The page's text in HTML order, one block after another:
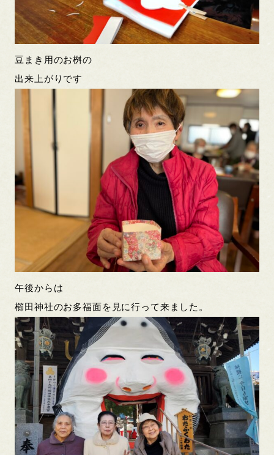
豆まき用のお桝の
出来上がりです
午後からは
櫛田神社のお多福面を見に行って来ました。